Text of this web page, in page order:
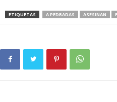
ETIQUETAS A PEDRADAS ASESINAN